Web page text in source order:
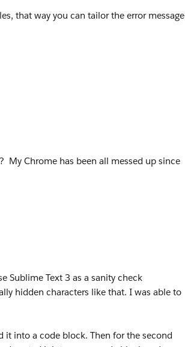
that way you can tailor the error message
My Chrome has been all messed up since
Sublime Text 3 as a sanity check
hidden characters like that. I was able to
into a code block. Then for the second